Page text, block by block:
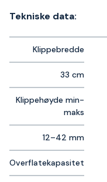
Tekniske data:
Klippebredde
33 cm
Klippehøyde min-
maks
12–42 mm
Overflatekapasitet